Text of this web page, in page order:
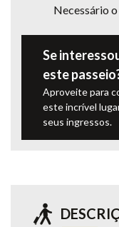
Necessário
Se
este
Aproveite para
este incrível
seus ingressos.